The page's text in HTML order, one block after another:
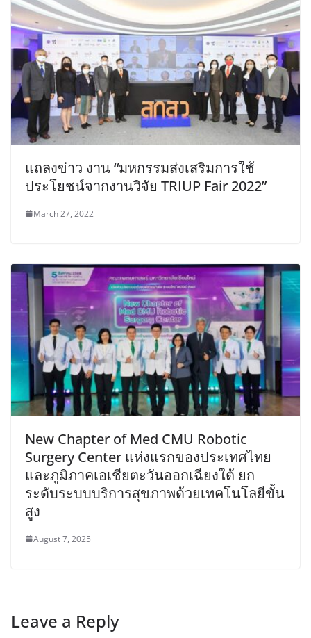
แถลงข่าว งาน “มหกรรมส่งเสริมการใช้
ประโยชน์จากงานวิจัย TRIUP Fair 2022”
March 27, 2022
New Chapter of Med CMU Robotic
Surgery Center แห่งแรกของประเทศไทย
และภูมิภาคเอเชียตะวันออกเฉียงใต้ ยก
ระดับระบบบริการสุขภาพด้วยเทคโนโลยีขั้น
สูง
August 7, 2025
Leave a Reply